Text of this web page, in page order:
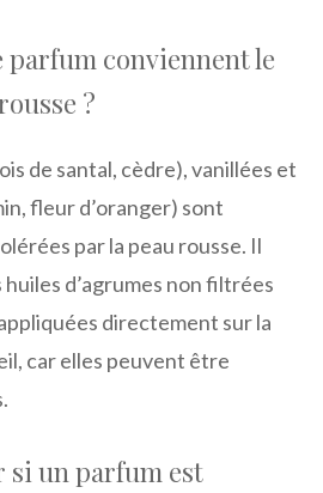
parfum conviennent le
?
de santal, cèdre), vanillées et
fleur d’oranger) sont
par la peau rousse. Il
d’agrumes non filtrées
directement sur la
car elles peuvent être
si un parfum est